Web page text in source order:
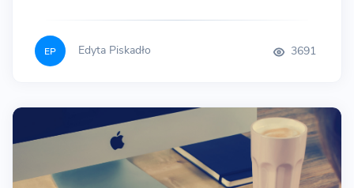
EP Edyta Piskadło 3691